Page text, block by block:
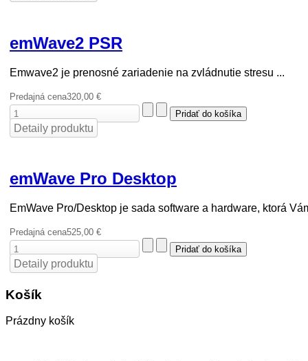
emWave2 PSR
Emwave2 je prenosné zariadenie na zvládnutie stresu ...
Predajná cena320,00 €
Detaily produktu
emWave Pro Desktop
EmWave Pro/Desktop je sada software a hardware, ktorá
Predajná cena525,00 €
Detaily produktu
Košík
Prázdny košík